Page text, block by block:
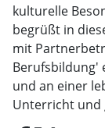
kulturelle
begrüßt in
mit
Berufsbildung'
und an einer
Unterricht und